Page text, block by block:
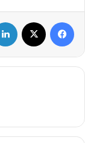
فيسبوك ‫X لينكدإن